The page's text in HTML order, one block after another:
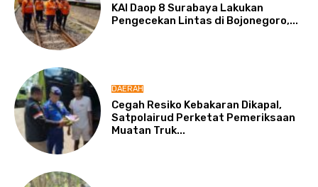
KAI Daop 8 Surabaya Lakukan
Pengecekan Lintas di Bojonegoro,...
DAERAH
Cegah Resiko Kebakaran Dikapal,
Satpolairud Perketat Pemeriksaan
Muatan Truk...